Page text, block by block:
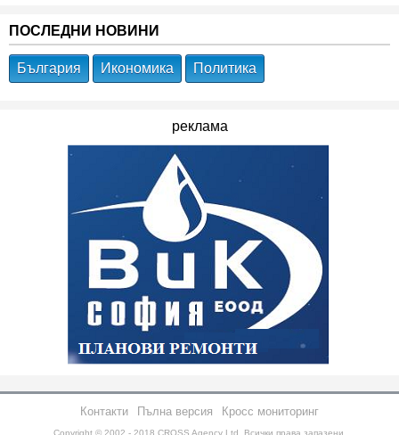
ПОСЛЕДНИ НОВИНИ
България Икономика Политика
реклама
Контакти Пълна версия Кросс мониторинг
Copyright © 2002 - 2018 CROSS Agency Ltd. Всички права запазени.